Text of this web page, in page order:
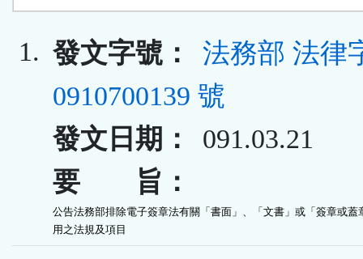
1. 發文字號：
法務部 法律
0910700139 號
發文日期：
091.03.21
要 旨：
公告法務部排除電子簽章法有關「書面」、「文書」或「簽章或蓋
用之法規及項目